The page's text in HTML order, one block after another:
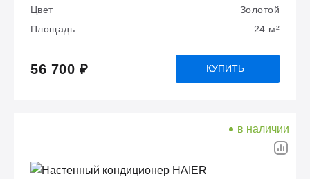
Цвет
Золотой
Площадь
24 м²
56 700 ₽ КУПИТЬ
в наличии